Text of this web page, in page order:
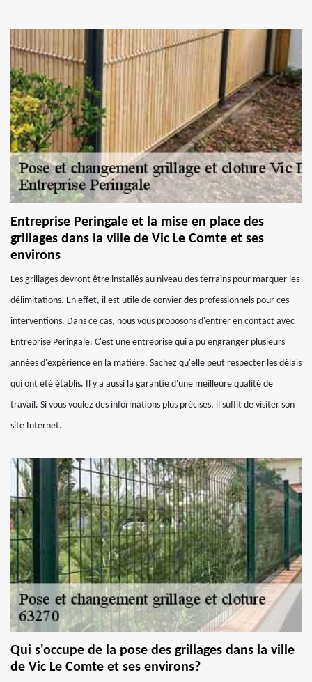
Entreprise Peringale et la mise en place des
grillages dans la ville de Vic Le Comte et ses
environs
Les grillages devront être installés au niveau des terrains pour marquer les
délimitations. En effet, il est utile de convier des professionnels pour ces
interventions. Dans ce cas, nous vous proposons d'entrer en contact avec
Entreprise Peringale. C'est une entreprise qui a pu engranger plusieurs
années d'expérience en la matière. Sachez qu'elle peut respecter les délais
qui ont été établis. Il y a aussi la garantie d'une meilleure qualité de
travail. Si vous voulez des informations plus précises, il suffit de visiter son
site Internet.
Qui s'occupe de la pose des grillages dans la ville
de Vic Le Comte et ses environs?